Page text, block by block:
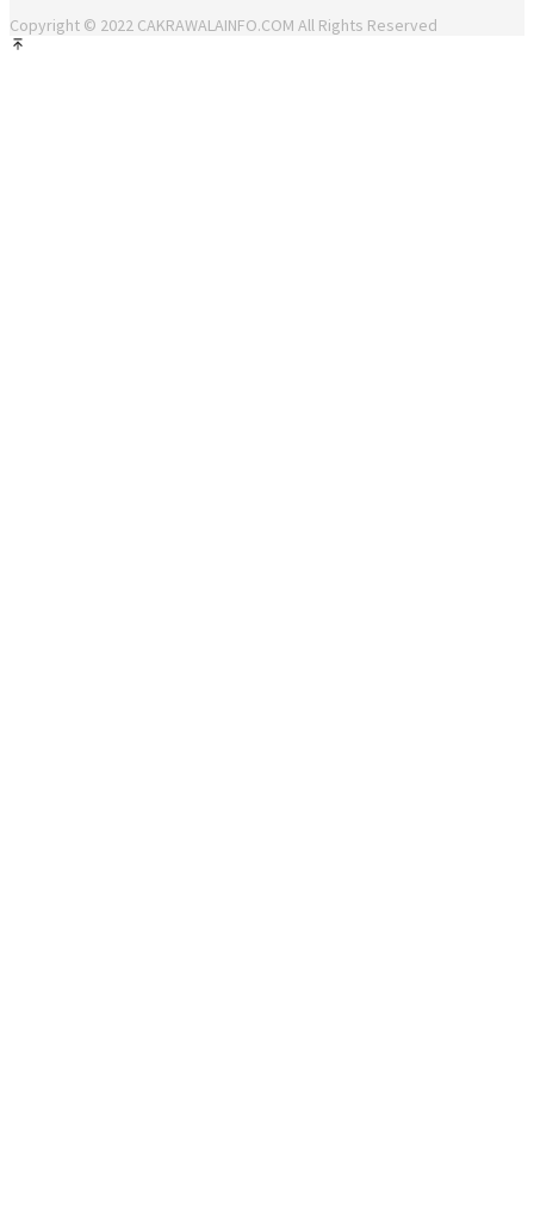
Copyright © 2022 CAKRAWALAINFO.COM All Rights Reserved